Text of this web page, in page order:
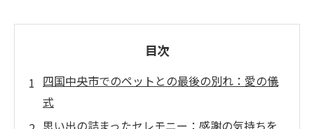
目次
四国中央市でのペットとの最後の別れ：愛の儀
式
思い出の詰まったセレモニー：感謝の気持ちを